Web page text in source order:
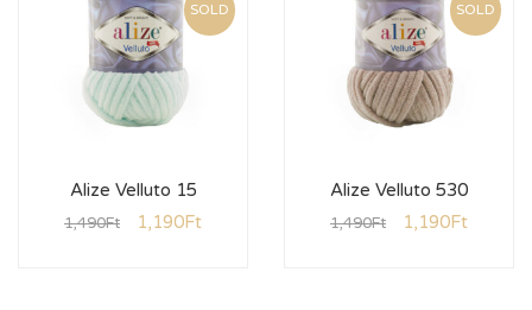
SOLD
Alize Velluto 15
1,490Ft 1,190Ft
SOLD
Alize Velluto 530
1,490Ft 1,190Ft